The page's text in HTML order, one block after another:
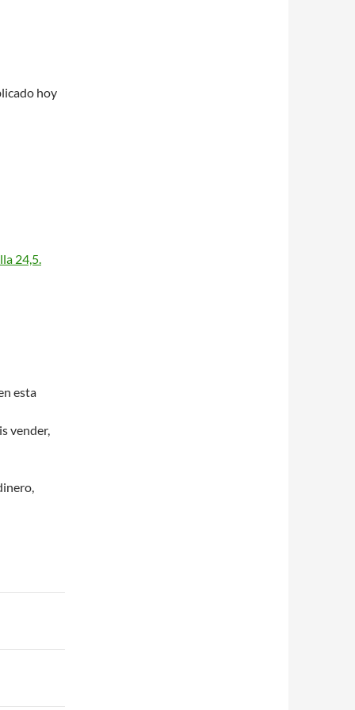
hoy
24,5.
esta
vender,